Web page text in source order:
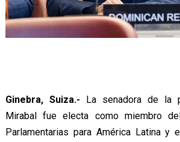
Ginebra, Suiza.- La senadora de la
Mirabal fue electa como miembro
Parlamentarias para América Latina y